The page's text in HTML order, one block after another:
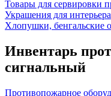
Товары для сервировки
Украшения для интерьера
Хлопушки, бенгальские
Инвентарь
сигнальный
Противопожарное